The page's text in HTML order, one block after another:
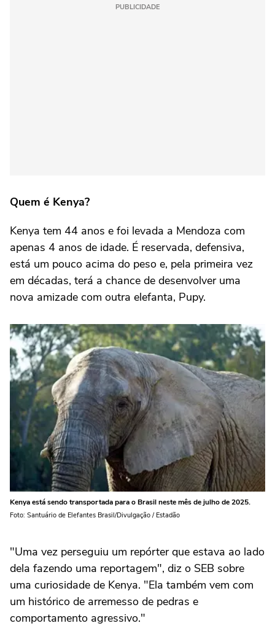
PUBLICIDADE
Quem é Kenya?
Kenya tem 44 anos e foi levada a Mendoza com
apenas 4 anos de idade. É reservada, defensiva,
está um pouco acima do peso e, pela primeira vez
em décadas, terá a chance de desenvolver uma
nova amizade com outra elefanta, Pupy.
Kenya está sendo transportada para o Brasil neste mês de julho de 2025.
Foto: Santuário de Elefantes Brasil/Divulgação / Estadão
"Uma vez perseguiu um repórter que estava ao lado
dela fazendo uma reportagem", diz o SEB sobre
uma curiosidade de Kenya. "Ela também vem com
um histórico de arremesso de pedras e
comportamento agressivo."